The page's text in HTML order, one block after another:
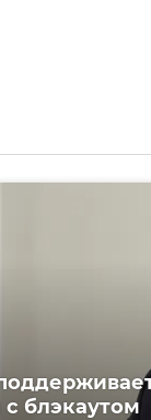
блэкаутом